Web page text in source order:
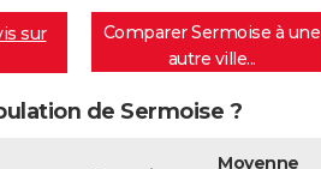
sur
Comparer Sermoise à une
autre ville...
de Sermoise ?
Moyenne